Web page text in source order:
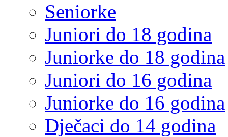
Seniorke
Juniori do 18 godina
Juniorke do 18 godina
Juniori do 16 godina
Juniorke do 16 godina
Dječaci do 14 godina